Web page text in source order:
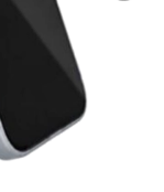
محصولات کارکرده
خواندنی ها